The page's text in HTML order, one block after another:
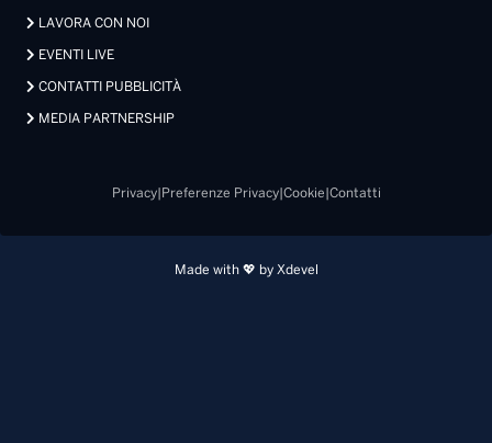
LAVORA CON NOI
EVENTI LIVE
CONTATTI PUBBLICITÀ
MEDIA PARTNERSHIP
Privacy| Preferenze Privacy| Cookie Contatti
Made with 💖 by Xdevel